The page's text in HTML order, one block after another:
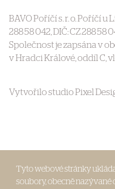
BAVO Poříčí s. r. o. Poříčí u
288 58 042, DIČ: CZ 288 58
Společnost je zapsána v
v Hradci Králové, oddíl C,
Vytvořilo studio Pixel
Tyto webové stránky
soubory, obecně nazývané